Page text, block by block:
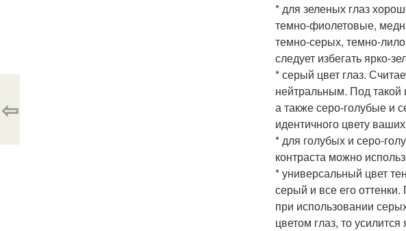
* для зеленых глаз
темно-фиолетовые,
темно-серых, темно-
следует избегать ярко-
* серый цвет глаз.
нейтральным. Под такой
а также серо-голубые и
идентичного цвету ваших
* для голубых и серо-
контраста можно
* универсальный цвет
серый и все его
при использовании
цветом глаз, то
⇦